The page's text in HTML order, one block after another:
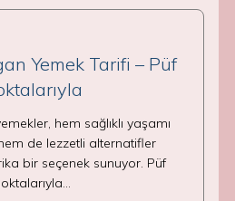
Yemek Tarifi – Püf
hem sağlıklı yaşamı
de lezzetli alternatifler
bir seçenek sunuyor. Püf